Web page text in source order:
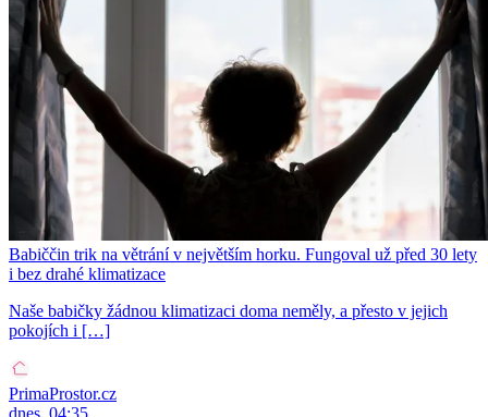
Babiččin trik na větrání v největším horku. Fungoval už před 30 lety
i bez drahé klimatizace
Naše babičky žádnou klimatizaci doma neměly, a přesto v jejich
pokojích i […]
PrimaProstor.cz
dnes, 04:35